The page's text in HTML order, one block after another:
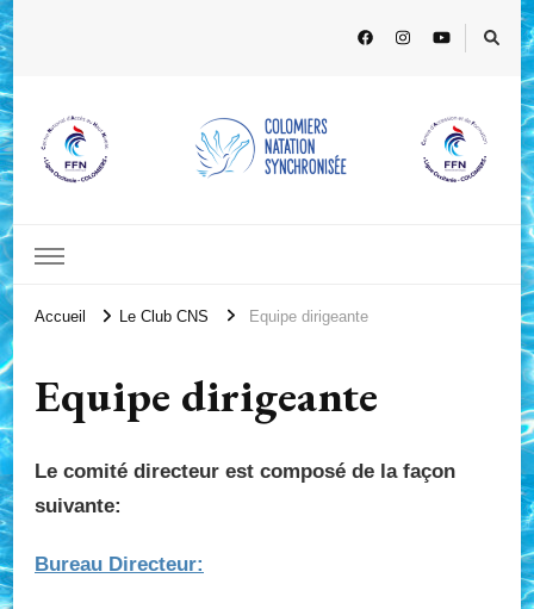
Accueil Le Club CNS Equipe dirigeante
Equipe dirigeante
Le comité directeur est composé de la façon
suivante:
Bureau Directeur: